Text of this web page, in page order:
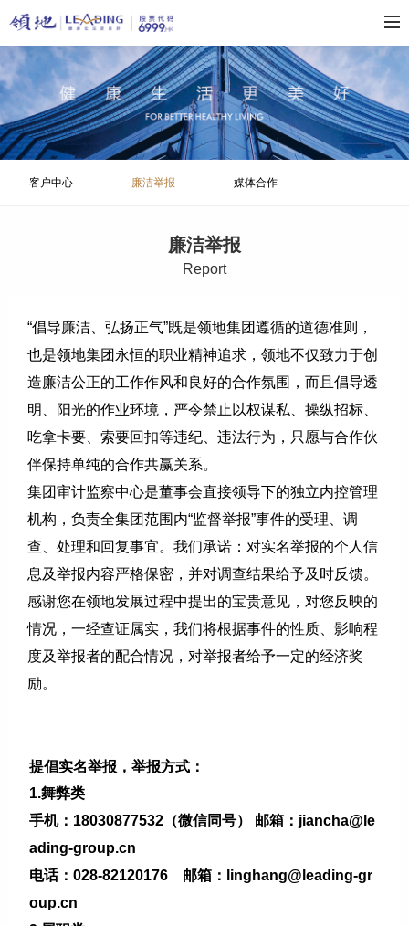
客户中心 廉洁举报 媒体合作
廉洁举报
Report
“倡导廉洁、弘扬正气”既是领地集团遵循的道德准则，
也是领地集团永恒的职业精神追求，领地不仅致力于创
造廉洁公正的工作作风和良好的合作氛围，而且倡导透
明、阳光的作业环境，严令禁止以权谋私、操纵招标、
吃拿卡要、索要回扣等违纪、违法行为，只愿与合作伙
伴保持单纯的合作共赢关系。
集团审计监察中心是董事会直接领导下的独立内控管理
机构，负责全集团范围内“监督举报”事件的受理、调
查、处理和回复事宜。我们承诺：对实名举报的个人信
息及举报内容严格保密，并对调查结果给予及时反馈。
感谢您在领地发展过程中提出的宝贵意见，对您反映的
情况，一经查证属实，我们将根据事件的性质、影响程
度及举报者的配合情况，对举报者给予一定的经济奖
励。
提倡实名举报，举报方式：
1.舞弊类
手机：18030877532（微信同号） 邮箱：jiancha@le
ading-group.cn
电话：028-82120176 邮箱：linghang@leading-gr
oup.cn